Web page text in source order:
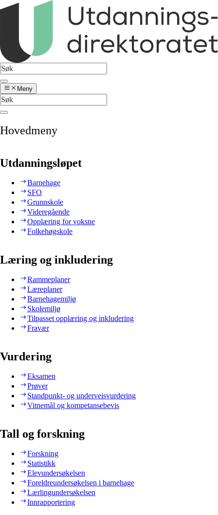
Meny
Hovedmeny
Utdanningsløpet
Barnehage
SFO
Grunnskole
Videregående
Opplæring for voksne
Folkehøgskole
Læring og inkludering
Rammeplaner
Læreplaner
Barnehagemiljø
Skolemiljø
Tilpasset opplæring og inkludering
Fravær
Vurdering
Eksamen
Prøver
Standpunkt- og underveisvurdering
Vitnemål og kompetansebevis
Tall og forskning
Forskning
Statistikk
Elevundersøkelsen
Foreldreundersøkelsen i barnehage
Lærlingundersøkelsen
Innrapportering